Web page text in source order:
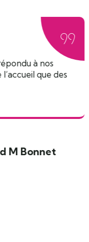
à nos
que des
M Bonnet